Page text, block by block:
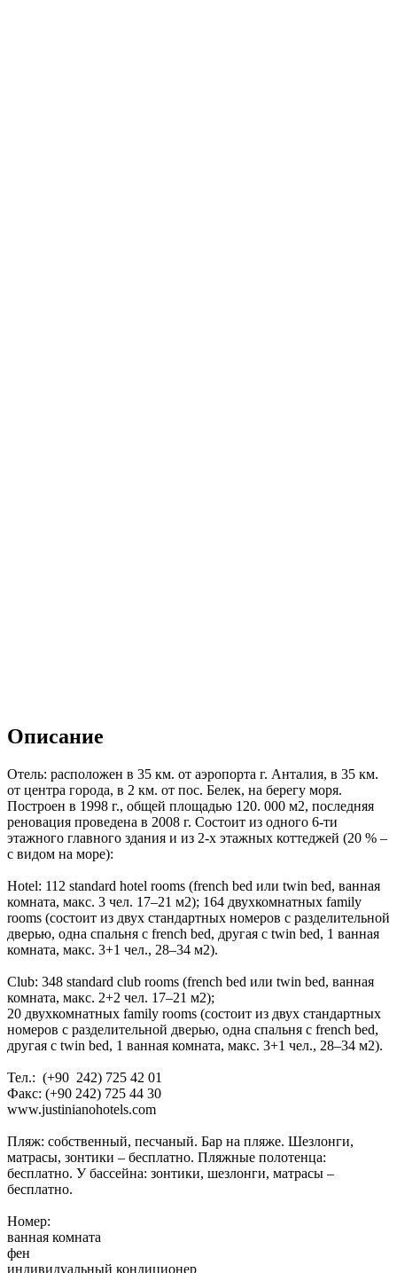
Описание
Отель: расположен в 35 км. от аэропорта г. Анталия, в 35 км.
от центра города, в 2 км. от пос. Белек, на берегу моря.
Построен в 1998 г., общей площадью 120. 000 м2, последняя
реновация проведена в 2008 г. Cостоит из одного 6-ти
этажного главного здания и из 2-х этажных коттеджей (20 % –
с видом на море):
Hotel: 112 standard hotel rooms (french bed или twin bed, ванная
комната, макс. 3 чел. 17–21 м2); 164 двухкомнатных family
rooms (состоит из двух стандартных номеров c разделительной
дверью, одна спальня с french bed, другая с twin bed, 1 ванная
комната, макс. 3+1 чел., 28–34 м2).
Club: 348 standard club rooms (french bed или twin bed, ванная
комната, макс. 2+2 чел. 17–21 м2);
20 двухкомнатных family rooms (состоит из двух стандартных
номеров c разделительной дверью, одна спальня с french bed,
другая с twin bed, 1 ванная комната, макс. 3+1 чел., 28–34 м2).
Тел.: (+90 242) 725 42 01
Факс: (+90 242) 725 44 30
www.justinianohotels.com
Пляж: cобственный, песчаный. Бар на пляже. Шезлонги,
матрасы, зонтики – бесплатно. Пляжные полотенца:
бесплатно. У бассейна: зонтики, шезлонги, матрасы –
бесплатно.
Номер:
ванная комната
фен
индивидуальный кондиционер